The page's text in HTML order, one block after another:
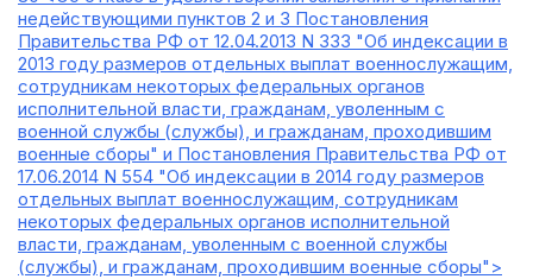
недействующими пунктов 2 и 3 Постановления
Правительства РФ от 12.04.2013 N 333 "Об индексации в
2013 году размеров отдельных выплат военнослужащим,
сотрудникам некоторых федеральных органов
исполнительной власти, гражданам, уволенным с
военной службы (службы), и гражданам, проходившим
военные сборы" и Постановления Правительства РФ от
17.06.2014 N 554 "Об индексации в 2014 году размеров
отдельных выплат военнослужащим, сотрудникам
некоторых федеральных органов исполнительной
власти, гражданам, уволенным с военной службы
(службы), и гражданам, проходившим военные сборы">